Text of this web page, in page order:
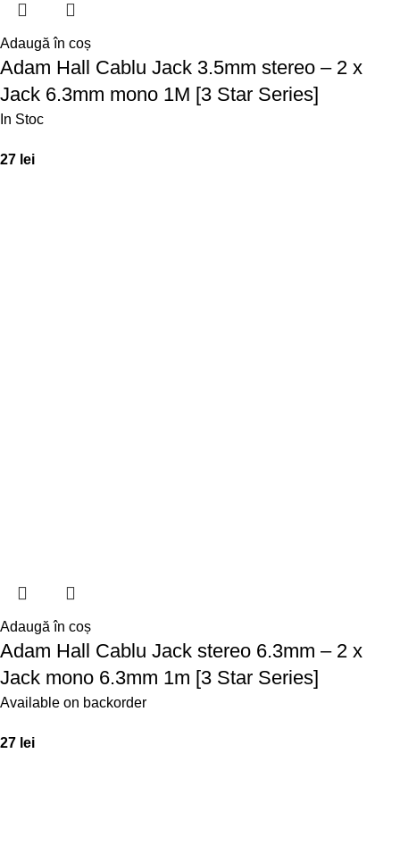
Adaugă în coș
Adam Hall Cablu Jack 3.5mm stereo – 2 x
Jack 6.3mm mono 1M [3 Star Series]
In Stoc
27 lei
Adaugă în coș
Adam Hall Cablu Jack stereo 6.3mm – 2 x
Jack mono 6.3mm 1m [3 Star Series]
Available on backorder
27 lei